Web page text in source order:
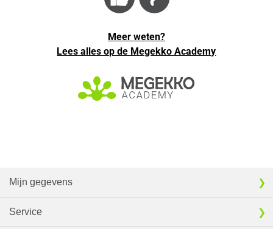
Meer weten?
Lees alles op de Megekko Academy
Mijn gegevens
Service